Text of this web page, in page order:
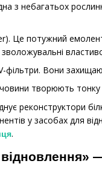
з небагатьох
Це потужний
фільтри. Вони
творюють
реконструктори
у засобах для
.